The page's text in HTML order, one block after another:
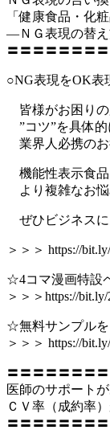
「健康食品・化
―ＮＧ表現の替え
〓〓〓〓〓〓〓
○NG表現をOK表
皆様がお困りの
”コツ”を具体的
業界人必携のお
機能性表示食品
より複雑なお悩
ぜひビジネスに
＞＞＞ https://
☆4コマ漫画特設
＞＞＞https://
☆無料サンプル
＞＞＞ https://
〓〓〓〓〓〓〓
医師のサポート
ＣＶ率（成約率
〓〓〓〓〓〓〓